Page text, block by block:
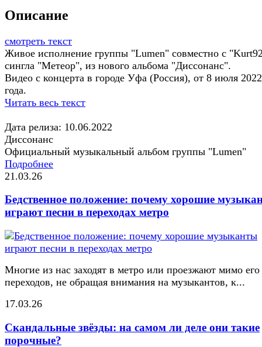
Описание
смотреть текст
Живое исполнение группы "Lumen" совместно с
сингла "Метеор", из нового альбома "Диссонанс".
Видео с концерта в городе Уфа (Россия), от 8 июля 2022
года.
Читать весь текст
Дата релиза: 10.06.2022
Диссонанс
Официальный музыкальный альбом группы "Lumen"
Подробнее
21.03.26
Бедственное положение: почему хорошие
играют песни в переходах метро
Многие из нас заходят в метро или проезжают мимо его
переходов, не обращая внимания на музыкантов, к...
17.03.26
Скандальные звёзды: на самом ли деле они такие
порочные?